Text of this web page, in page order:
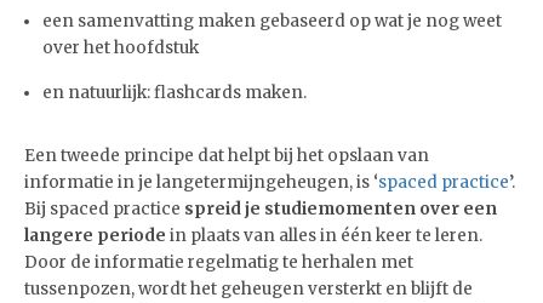
een samenvatting maken gebaseerd op wat je nog weet
over het hoofdstuk
en natuurlijk: flashcards maken.
Een tweede principe dat helpt bij het opslaan van
informatie in je langetermijngeheugen, is ‘spaced practice’.
Bij spaced practice spreid je studiemomenten over een
langere periode in plaats van alles in één keer te leren.
Door de informatie regelmatig te herhalen met
tussenpozen, wordt het geheugen versterkt en blijft de